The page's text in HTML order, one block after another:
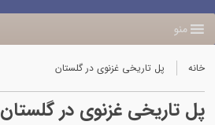
منو
خانه پل تاریخی غزنوی در گلستان
پل تاریخی غزنوی در گلستان